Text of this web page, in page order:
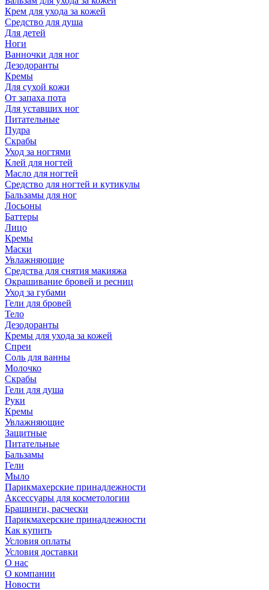
Крем для ухода за кожей
Средство для душа
Для детей
Ноги
Ванночки для ног
Дезодоранты
Кремы
Для сухой кожи
От запаха пота
Для уставших ног
Питательные
Пудра
Скрабы
Уход за ногтями
Клей для ногтей
Масло для ногтей
Средство для ногтей и кутикулы
Бальзамы для ног
Лосьоны
Баттеры
Лицо
Кремы
Маски
Увлажняющие
Средства для снятия макияжа
Окрашивание бровей и ресниц
Уход за губами
Гели для бровей
Тело
Дезодоранты
Кремы для ухода за кожей
Спреи
Соль для ванны
Молочко
Скрабы
Гели для душа
Руки
Кремы
Увлажняющие
Защитные
Питательные
Бальзамы
Гели
Мыло
Парикмахерские принадлежности
Аксессуары для косметологии
Брашинги, расчески
Парикмахерские принадлежности
Как купить
Условия оплаты
Условия доставки
О нас
О компании
Новости